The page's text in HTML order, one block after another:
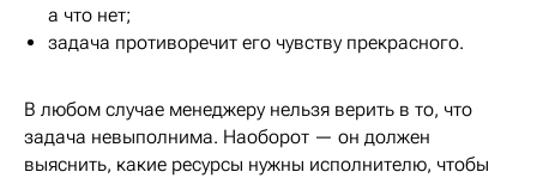
а что нет;
задача противоречит его чувству прекрасного.
В любом случае менеджеру нельзя верить в то, что
задача невыполнима. Наоборот — он должен
выяснить, какие ресурсы нужны исполнителю, чтобы